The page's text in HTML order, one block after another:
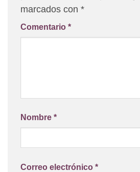
marcados con *
Comentario *
Nombre *
Correo electrónico *